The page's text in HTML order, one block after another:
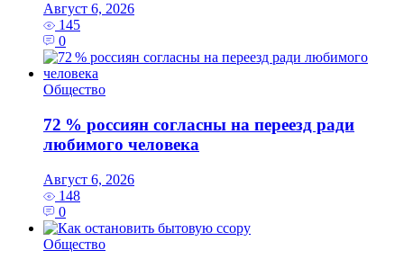
Август 6, 2026
145
0
Общество
72 % россиян согласны на переезд ради
любимого человека
Август 6, 2026
148
0
Общество